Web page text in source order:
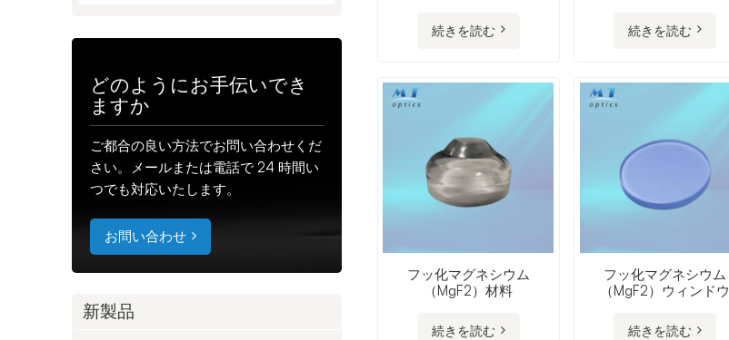
どのようにお手伝いでき
ますか
ご都合の良い方法でお問い合わせくだ
さい。メールまたは電話で 24 時間い
つでも対応いたします。
お問い合わせ
新製品
続きを読む 続きを読む
フッ化マグネシウム
（MgF2）材料
続きを読む
フッ化マグネシウム
（MgF2）ウィンドウ
続きを読む